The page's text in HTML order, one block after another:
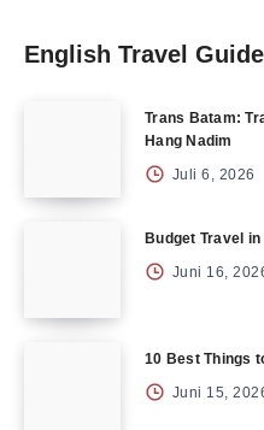
English Travel
Trans Batam:
Hang Nadim
Juli 6, 2026
Budget Travel
Juni 16,
10 Best Things
Juni 15,